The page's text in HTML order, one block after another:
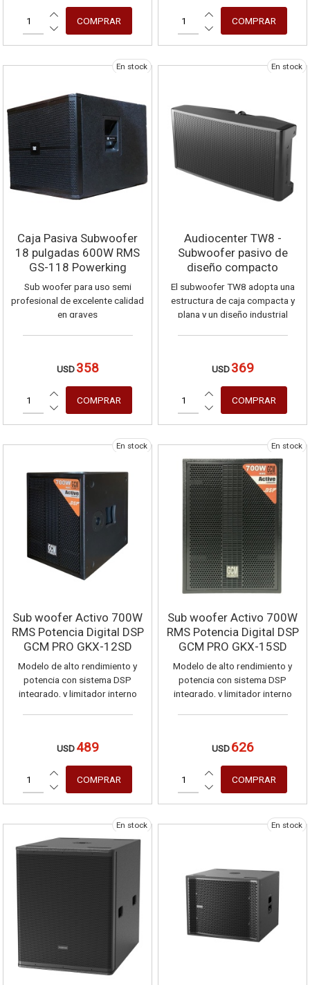
En stock
Caja Pasiva Subwoofer
18 pulgadas 600W RMS
GS-118 Powerking
Sub woofer para uso semi
profesional de excelente calidad
en graves
USD 358
En stock
Audiocenter TW8 -
Subwoofer pasivo de
diseño compacto
El subwoofer TW8 adopta una
estructura de caja compacta y
plana y un diseño industrial
USD 369
En stock
Sub woofer Activo 700W
RMS Potencia Digital DSP
GCM PRO GKX-12SD
Modelo de alto rendimiento y
potencia con sistema DSP
integrado, y limitador interno
USD 489
En stock
Sub woofer Activo 700W
RMS Potencia Digital DSP
GCM PRO GKX-15SD
Modelo de alto rendimiento y
potencia con sistema DSP
integrado, y limitador interno
USD 626
En stock En stock